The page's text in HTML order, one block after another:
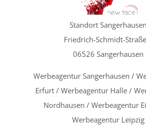
Standort Sangerhausen
Friedrich-Schmidt-
06526 Sangerhausen
Werbeagentur Sangerhausen /
Erfurt / Werbeagentur Halle /
Nordhausen / Werbeagentur
Werbeagentur Leipzig